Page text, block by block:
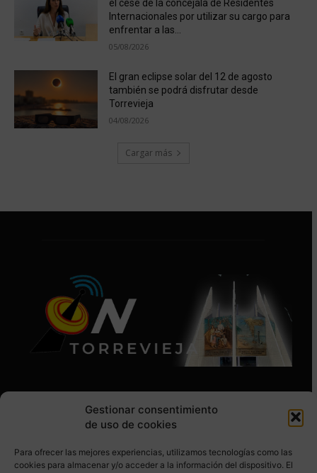
Gestionar consentimiento
de uso de cookies
Para ofrecer las mejores experiencias, utilizamos tecnologías como las
cookies para almacenar y/o acceder a la información del dispositivo. El
el cese de la concejala de Residentes
Internacionales por utilizar su cargo para
enfrentar a las...
05/08/2026
El gran eclipse solar del 12 de agosto
también se podrá disfrutar desde
Torrevieja
04/08/2026
Cargar más
SÍGUENOS EN REDES SOCIALES